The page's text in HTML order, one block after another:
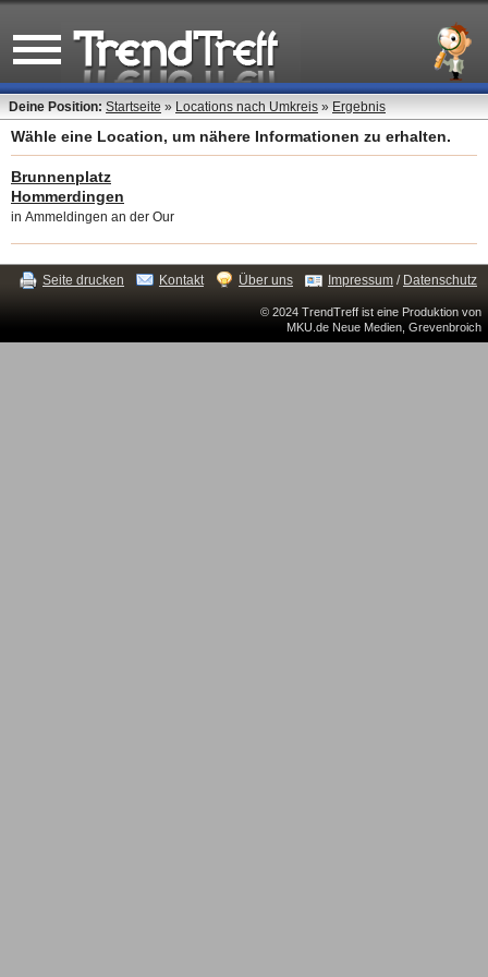
Deine Position: Startseite » Locations nach Umkreis » Ergebnis
Wähle eine Location, um nähere Informationen zu erhalten.
Brunnenplatz
Hommerdingen
in Ammeldingen an der Our
Seite drucken Kontakt Über uns Impressum / Datenschutz
© 2024 TrendTreff ist eine Produktion von
MKU.de Neue Medien, Grevenbroich